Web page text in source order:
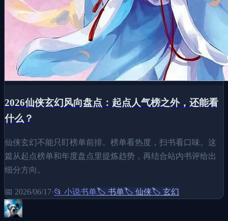
2026仙侠玄幻风向盘点：起点人气榜之外，还能看
什么？
仙侠玄幻不能只盯榜单前排。榜单看热度，扫书看口味。这
篇从起点榜单和年度盘点里提炼趋势，再结合站内书评给出
细分方向。
📅 2026/06/17·📂 小说书单🏷️ 书单🏷️ 仙侠🏷️ 玄幻